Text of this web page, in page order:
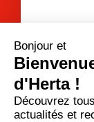
Bonjour et
d'Herta !
Découvrez
actualités et